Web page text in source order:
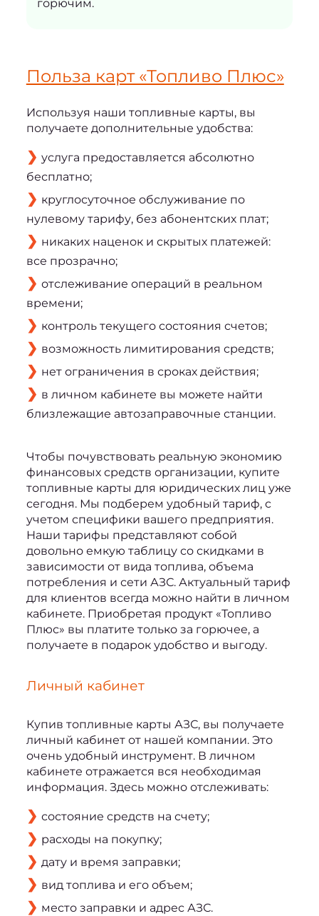
горючим.
Польза карт «Топливо Плюс»
Используя наши топливные карты, вы
получаете дополнительные удобства:
услуга предоставляется абсолютно
бесплатно;
круглосуточное обслуживание по
нулевому тарифу, без абонентских плат;
никаких наценок и скрытых платежей:
все прозрачно;
отслеживание операций в реальном
времени;
контроль текущего состояния счетов;
возможность лимитирования средств;
нет ограничения в сроках действия;
в личном кабинете вы можете найти
близлежащие автозаправочные станции.
Чтобы почувствовать реальную экономию
финансовых средств организации, купите
топливные карты для юридических лиц уже
сегодня. Мы подберем удобный тариф, с
учетом специфики вашего предприятия.
Наши тарифы представляют собой
довольно емкую таблицу со скидками в
зависимости от вида топлива, объема
потребления и сети АЗС. Актуальный тариф
для клиентов всегда можно найти в личном
кабинете. Приобретая продукт «Топливо
Плюс» вы платите только за горючее, а
получаете в подарок удобство и выгоду.
Личный кабинет
Купив топливные карты АЗС, вы получаете
личный кабинет от нашей компании. Это
очень удобный инструмент. В личном
кабинете отражается вся необходимая
информация. Здесь можно отслеживать:
состояние средств на счету;
расходы на покупку;
дату и время заправки;
вид топлива и его объем;
место заправки и адрес АЗС.